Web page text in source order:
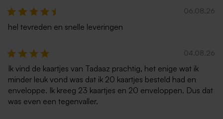
06.08.26
hel tevreden en snelle leveringen
04.08.26
Ik vind de kaartjes van Tadaaz prachtig, het enige wat ik
minder leuk vond was dat ik 20 kaartjes besteld had en
enveloppe. Ik kreeg 23 kaartjes en 20 enveloppen. Dus dat
was even een tegenvaller.